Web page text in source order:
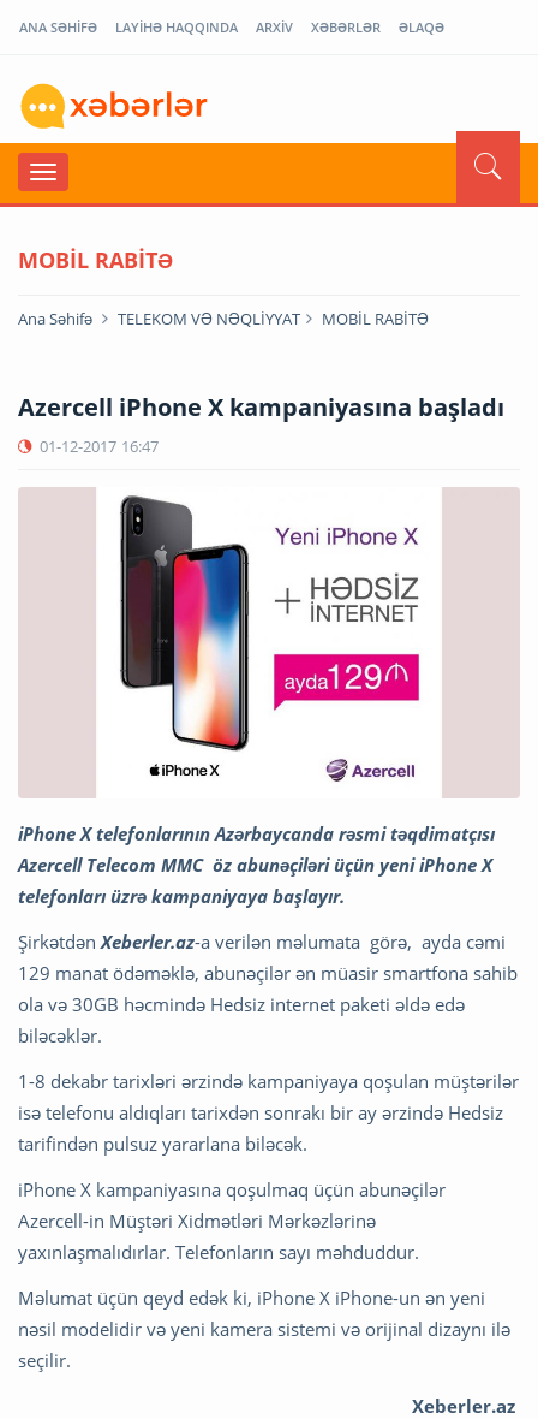
ANA SƏHİFƏ LAYİHƏ HAQQINDA ARXİV XƏBƏRLƏR ƏLAQƏ
MOBİL RABİTƏ
Ana Səhifə TELEKOM VƏ NƏQLİYYAT MOBİL RABİTƏ
Azercell iPhone X kampaniyasına başladı
01-12-2017 16:47
iPhone X telefonlarının Azərbaycanda rəsmi təqdimatçısı
Azercell Telecom MMC öz abunəçiləri üçün yeni iPhone X
telefonları üzrə kampaniyaya başlayır.
Şirkətdən Xeberler.az-a verilən məlumata görə, ayda cəmi
129 manat ödəməklə, abunəçilər ən müasir smartfona sahib
ola və 30GB həcmində Hedsiz internet paketi əldə edə
biləcəklər.
1-8 dekabr tarixləri ərzində kampaniyaya qoşulan müştərilər
isə telefonu aldıqları tarixdən sonrakı bir ay ərzində Hedsiz
tarifindən pulsuz yararlana biləcək.
iPhone X kampaniyasına qoşulmaq üçün abunəçilər
Azercell-in Müştəri Xidmətləri Mərkəzlərinə
yaxınlaşmalıdırlar. Telefonların sayı məhduddur.
Məlumat üçün qeyd edək ki, iPhone X iPhone-un ən yeni
nəsil modelidir və yeni kamera sistemi və orijinal dizaynı ilə
seçilir.
Xeberler.az